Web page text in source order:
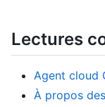
Lectures
Agent cloud
À propos